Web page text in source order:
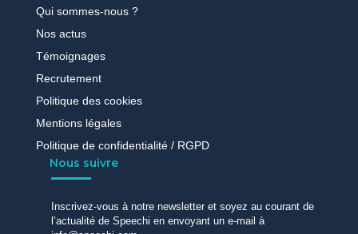
Qui sommes-nous ?
Nos actus
Témoignages
Recrutement
Politique des cookies
Mentions légales
Politique de confidentialité / RGPD
Nous suivre
Inscrivez-vous à notre newsletter et soyez au courant de
l’actualité de Speechi en envoyant un e-mail à